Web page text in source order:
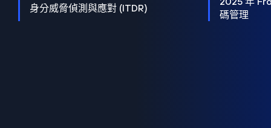
身分威脅偵測與應對 (ITDR)
碼管理